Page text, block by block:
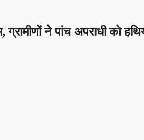
ग्रामीणों ने पांच अपराधी को